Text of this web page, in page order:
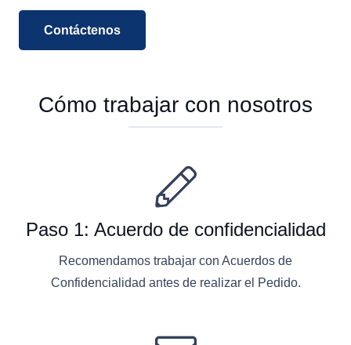
Contáctenos
Cómo trabajar con nosotros
Paso 1: Acuerdo de confidencialidad
Recomendamos trabajar con Acuerdos de
Confidencialidad antes de realizar el Pedido.